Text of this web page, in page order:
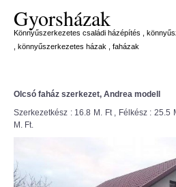
Gyorsházak
Könnyűszerkezetes családi házépítés ,
, könnyűszerkezetes házak , faházak
Olcsó faház szerkezet, Andrea modell
Szerkezetkész : 16.8 M. Ft , Félkész : 25.5
M. Ft.